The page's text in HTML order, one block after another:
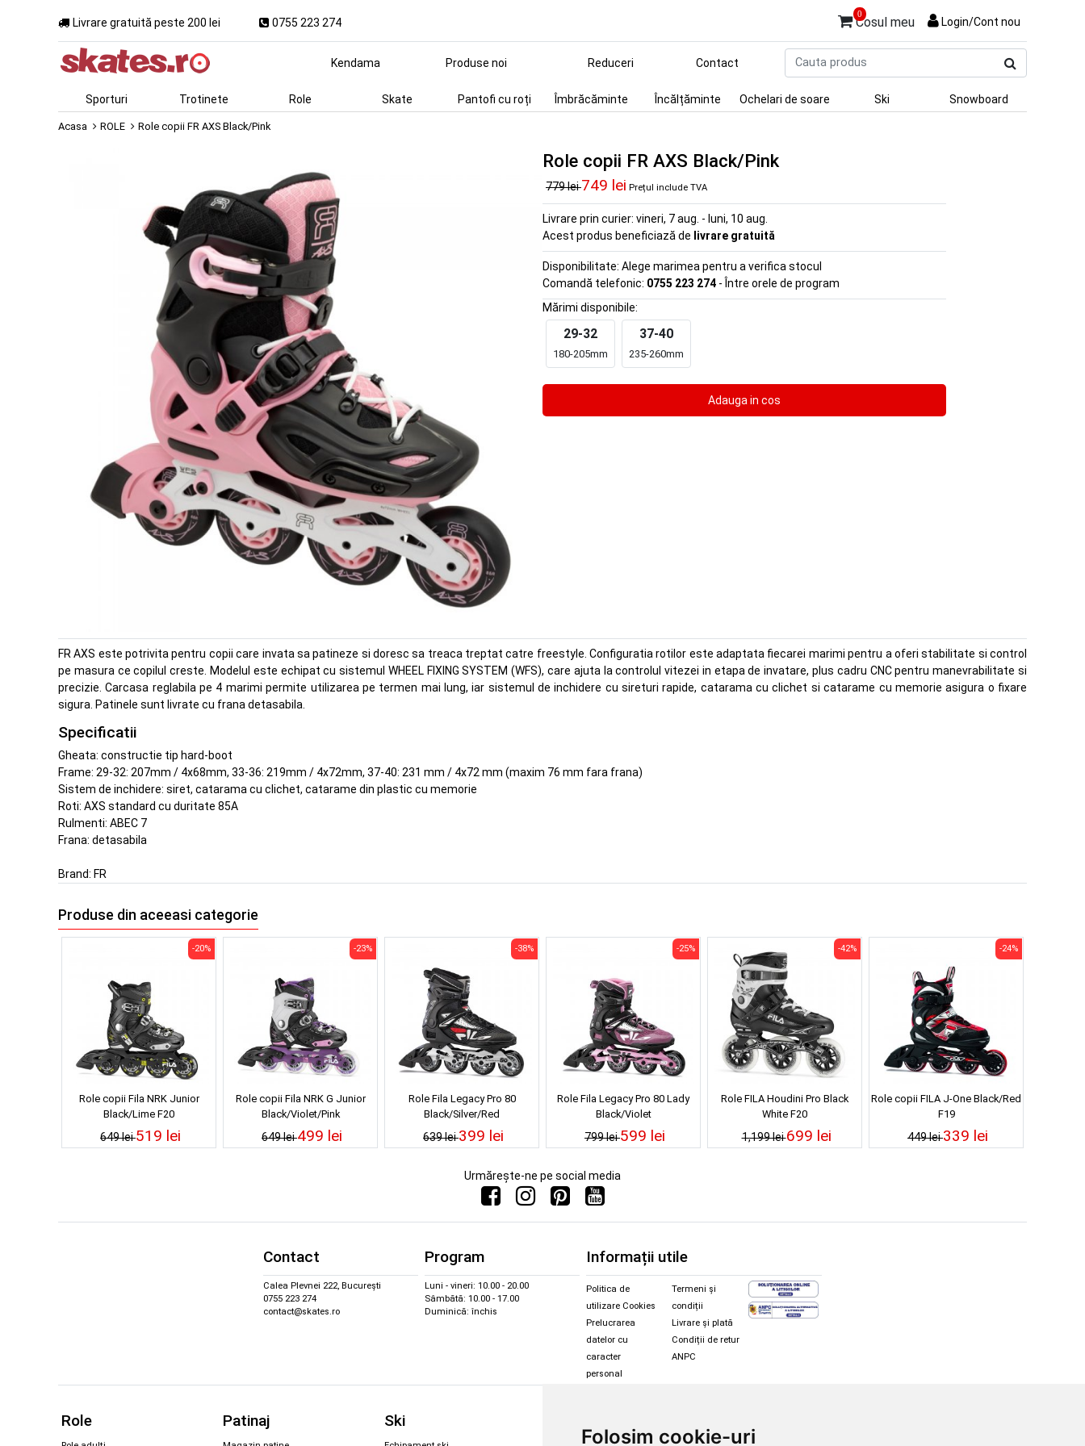
Folosim cookie-uri
Livrare gratuită peste 200 lei 0755 223 274
0
Cosul meu Login/Cont nou
produs
Kendama Produse noi Reduceri Contact
Sporturi Trotinete Role Skate Pantofi cu roți Îmbrăcăminte Încălțăminte Ochelari de soare Ski Snowboard
Acasa ROLE Role copii FR AXS Black/Pink
Role copii FR AXS Black/Pink
779 lei749 lei Prețul include TVA
Livrare prin curier: vineri, 7 aug. - luni, 10 aug.
Acest produs beneficiază de livrare gratuită
Disponibilitate: Alege marimea pentru a verifica stocul
Comandă telefonic: 0755 223 274 - Între orele de program
Mărimi disponibile:
29-32
180-205mm
37-40
235-260mm
FR AXS este potrivita pentru copii care invata sa patineze si doresc sa treaca treptat catre freestyle. Configuratia rotilor este adaptata fiecarei marimi pentru a oferi stabilitate si control
pe masura ce copilul creste. Modelul este echipat cu sistemul WHEEL FIXING SYSTEM (WFS), care ajuta la controlul vitezei in etapa de invatare, plus cadru CNC pentru manevrabilitate si
precizie. Carcasa reglabila pe 4 marimi permite utilizarea pe termen mai lung, iar sistemul de inchidere cu sireturi rapide, catarama cu clichet si catarame cu memorie asigura o fixare
sigura. Patinele sunt livrate cu frana detasabila.
Specificatii
Gheata: constructie tip hard-boot
Frame: 29-32: 207mm / 4x68mm, 33-36: 219mm / 4x72mm, 37-40: 231 mm / 4x72 mm (maxim 76 mm fara frana)
Sistem de inchidere: siret, catarama cu clichet, catarame din plastic cu memorie
Roti: AXS standard cu duritate 85A
Rulmenti: ABEC 7
Frana: detasabila
Brand: FR
Produse din aceeasi categorie
Role copii Fila NRK Junior
Black/Lime F20
649 lei
-20%
519 lei
Role copii Fila NRK G Junior
Black/Violet/Pink
649 lei
-23%
499 lei
Role Fila Legacy Pro 80
Black/Silver/Red
639 lei
-38%
399 lei
Role Fila Legacy Pro 80 Lady
Black/Violet
799 lei
-25%
599 lei
Role FILA Houdini Pro Black
White F20
1,199 lei
-42%
699 lei
Role copii FILA J-One Black/Red
F19
449 lei
-24%
339 lei
Urmărește-ne pe social media
Contact
Calea Plevnei 222, București
0755 223 274
contact@skates.ro
Program
Luni - vineri: 10.00 - 20.00
Sâmbătă: 10.00 - 17.00
Duminică: închis
Informații utile
Politica de
utilizare Cookies
Prelucrarea
datelor cu
caracter
personal
Termeni și
condiții
Livrare și plată
Condiții de retur
ANPC
Role Patinaj Ski
Îmbrăcăminte schi și snowboard